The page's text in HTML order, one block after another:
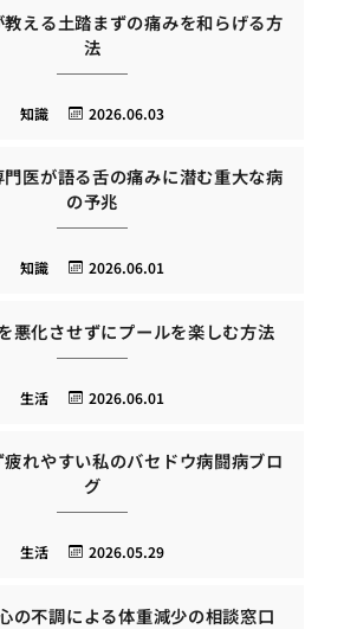
える土踏まずの痛みを和らげる方
法
2026.06.03
知識
医が語る舌の痛みに潜む重大な病
の予兆
2026.06.01
知識
悪化させずにプールを楽しむ方法
2026.06.01
生活
れやすい私のバセドウ病闘病ブロ
グ
2026.05.29
生活
の不調による体重減少の相談窓口